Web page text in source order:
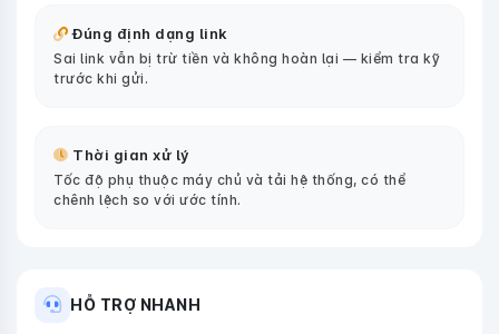
Đúng định dạng link
Sai link vẫn bị trừ tiền và không hoàn lại — kiểm tra kỹ
trước khi gửi.
Thời gian xử lý
Tốc độ phụ thuộc máy chủ và tải hệ thống, có thể
chênh lệch so với ước tính.
HỖ TRỢ NHANH